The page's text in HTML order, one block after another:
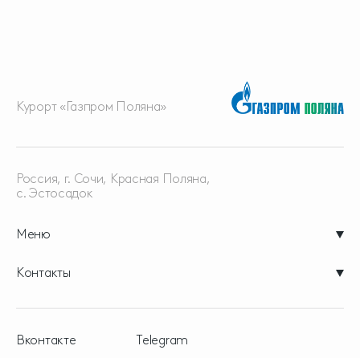
Курорт «Газпром Поляна»
Меню
Россия, г. Сочи, Красная Поляна,
с. Эстосадок
Контакты
Вконтакте Telegram